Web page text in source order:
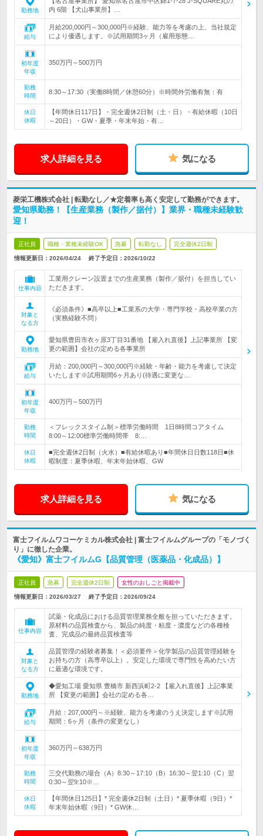
勤務地
内 6階 【犬山事業所】…
給与
月給200,000円～300,000円※経験、能力等を考慮の上、当社規定
により優遇します。※試用期間3ヶ月（雇用形態…
初年度
年収
350万円～500万円
勤務
時間
8:30～17:30（実働8時間／休憩60分）※時間外労働有無：有
休日
休暇
【年間休日117日】・完全週休2日制（土・日）・有給休暇（10日
～20日）・GW・夏季・年末年始・有…
求人詳細を見る 気になる
菱栄工機株式会社 | 転勤なし／★定着率も高く安定して勤務ができます。
愛知県勤務！【生産業務（製作／据付）】業界・職種未経験歓
迎！
正社員 職種・業種未経験OK 急募 転勤なし 完全週休2日制
情報更新日：2026/04/24 終了予定日： 2026/10/22
仕事内容
工業用クレーン設置までの生産業務（製作／据付）を担当してい
ただきます。
対象と
なる方
《必須条件》■高卒以上■工業系の大学・専門学校・高校卒業の方
（実務経験不問）
勤務地
愛知県豊田市衣ヶ原3丁目31番地 【雇入れ直後】上記事業所 【変
更の範囲】会社の定める各事業所
給与
月給：200,000円～300,000円※経験・年齢・能力を考慮して決定
いたします※試用期間6ヶ月あり(待遇に変更な…
初年度
年収
400万円～500万円
勤務
時間
＜フレックスタイム制＞標準労働時間 1日8時間コアタイム
8:00～12:00標準労働時間帯 8:…
休日
休暇
■完全週休2日制（火水）■有給休暇あり■年間休日日数118日■休
暇制度：夏季休暇、年末年始休暇、GW
求人詳細を見る 気になる
富士フイルムワコーケミカル株式会社 | 富士フイルムグループの「モノづく
り」に徹した企業。
《愛知》富士フイルムG【品質管理（医薬品・化成品）】
正社員 急募 完全週休2日制 女性のおしごと掲載中
情報更新日：2026/03/27 終了予定日： 2026/09/24
仕事内容
試薬・化成品における品質管理業務全般を担っていただきます。
原材料の品質検査から、製品の純度・粘度・濃度などの各種検
査、完成品の最終品質検査等
対象と
なる方
品質管理の経験者募集！＜必須要件＞化学製品の品質管理経験を
お持ちの方（高専卒以上）。安定した環境で専門性を高めたい方
に最適な環境です。
勤務地
◆愛知工場 愛知県 豊橋市 新西浜町2-2 【雇入れ直後】上記事業
所 【変更の範囲】会社の定める各…
給与
月給：207,000円～※経験、能力を考慮のうえ決定します※試用
期間：6ヶ月（条件の変更なし）
初年度
年収
360万円～638万円
勤務
時間
三交代勤務の場合（A）8:30～17:10（B）16:30～翌1:10（C）翌
0:30～翌9:10※…
休日
休暇
【年間休日125日】* 完全週休2日制（土日）* 夏季休暇（9日）*
年末年始休暇（9日）* GW休…